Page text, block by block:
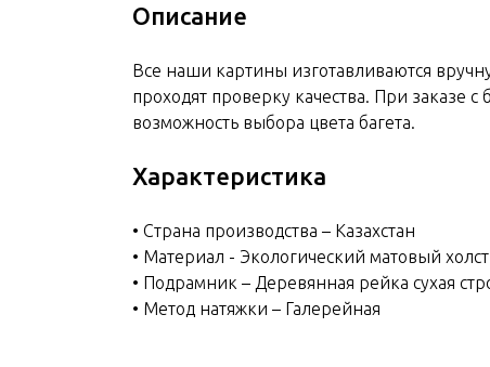
Описание
Все наши картины изготавливаются
проходят проверку качества. При заказе с
возможность выбора цвета багета.
Характеристика
• Страна производства – Казахстан
• Материал - Экологический матовый холст
• Подрамник – Деревянная рейка сухая
• Метод натяжки – Галерейная